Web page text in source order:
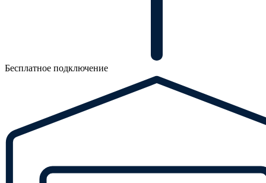
Бесплатное подключение